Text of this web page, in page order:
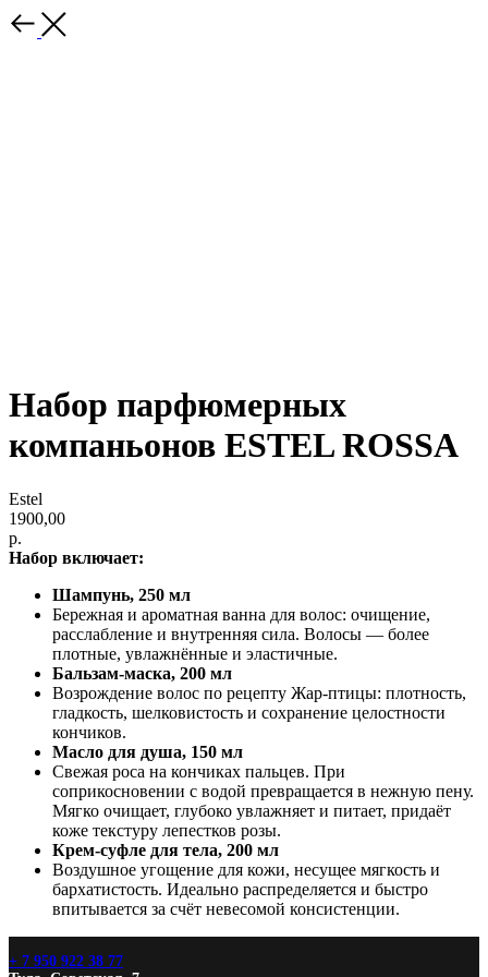
Набор парфюмерных
компаньонов ESTEL ROSSA
Estel
1900,00
р.
Набор включает:
Шампунь, 250 мл
Бережная и ароматная ванна для волос: очищение,
расслабление и внутренняя сила. Волосы — более
плотные, увлажнённые и эластичные.
Бальзам-маска, 200 мл
Возрождение волос по рецепту Жар-птицы: плотность,
гладкость, шелковистость и сохранение целостности
кончиков.
Масло для душа, 150 мл
Свежая роса на кончиках пальцев. При
соприкосновении с водой превращается в нежную пену.
Мягко очищает, глубоко увлажняет и питает, придаёт
коже текстуру лепестков розы.
Крем-суфле для тела, 200 мл
Воздушное угощение для кожи, несущее мягкость и
бархатистость. Идеально распределяется и быстро
впитывается за счёт невесомой консистенции.
+ 7 950 922 38 77